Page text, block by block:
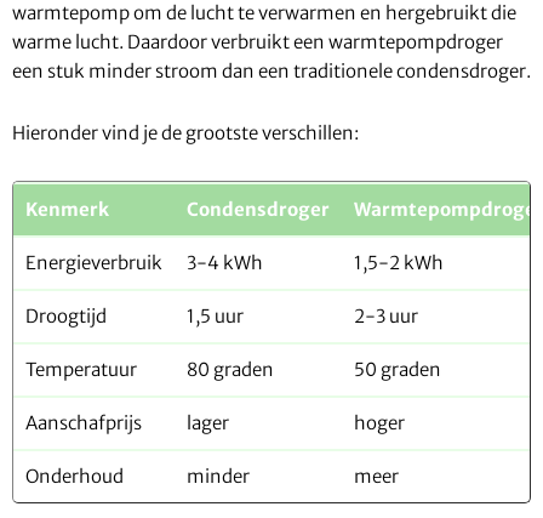
warmtepomp om de lucht te verwarmen en hergebruikt die
warme lucht. Daardoor verbruikt een warmtepompdroger
een stuk minder stroom dan een traditionele condensdroger.
Hieronder vind je de grootste verschillen:
Kenmerk Condensdroger Warmtepompdroger
Energieverbruik 3-4 kWh 1,5-2 kWh
Droogtijd 1,5 uur 2-3 uur
Temperatuur 80 graden 50 graden
Aanschafprijs lager hoger
Onderhoud minder meer